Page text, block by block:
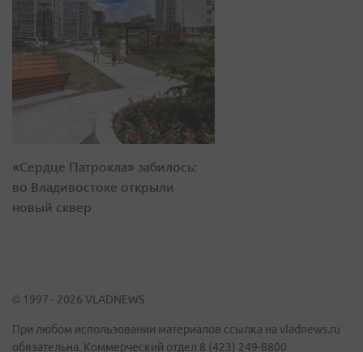
«Сердце Патрокла» забилось:
во Владивостоке открыли
новый сквер
© 1997 - 2026 VLADNEWS
При любом использовании материалов ссылка на vladnews.ru
обязательна. Коммерческий отдел 8 (423) 249-8800